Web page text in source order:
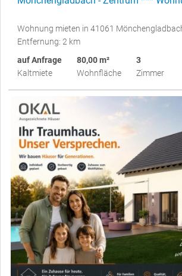
Wohnung mieten in 41061
Entfernung: 2 km
auf Anfrage
Kaltmiete
80,00 m²
Wohnfläche
3
Zimmer